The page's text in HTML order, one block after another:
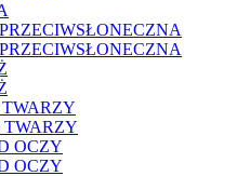
OCZY
OCZY